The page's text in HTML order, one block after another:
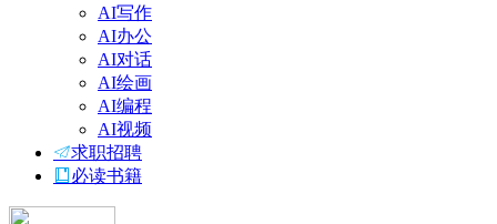
AI写作
AI办公
AI对话
AI绘画
AI编程
AI视频
求职招聘
必读书籍